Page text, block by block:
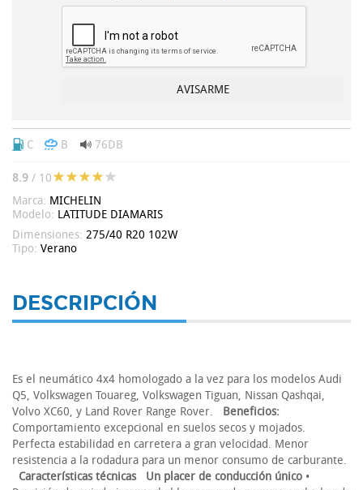
C B 76DB
8.9 / 10
Marca: MICHELIN
Modelo: LATITUDE DIAMARIS
Dimensiones: 275/40 R20 102W
Tipo: Verano
DESCRIPCIÓN
Es el neumático 4x4 homologado a la vez para los modelos Audi
Q5, Volkswagen Touareg, Volkswagen Tiguan, Nissan Qashqai,
Volvo XC60, y Land Rover Range Rover. Beneficios:
Comportamiento excepcional en suelos secos y mojados.
Perfecta estabilidad en carretera a gran velocidad. Menor
resistencia a la rodadura para un menor consumo de carburante.
Características técnicas
Un placer de conducción único •